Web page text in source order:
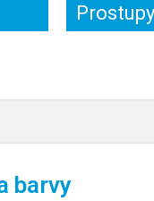
barvy